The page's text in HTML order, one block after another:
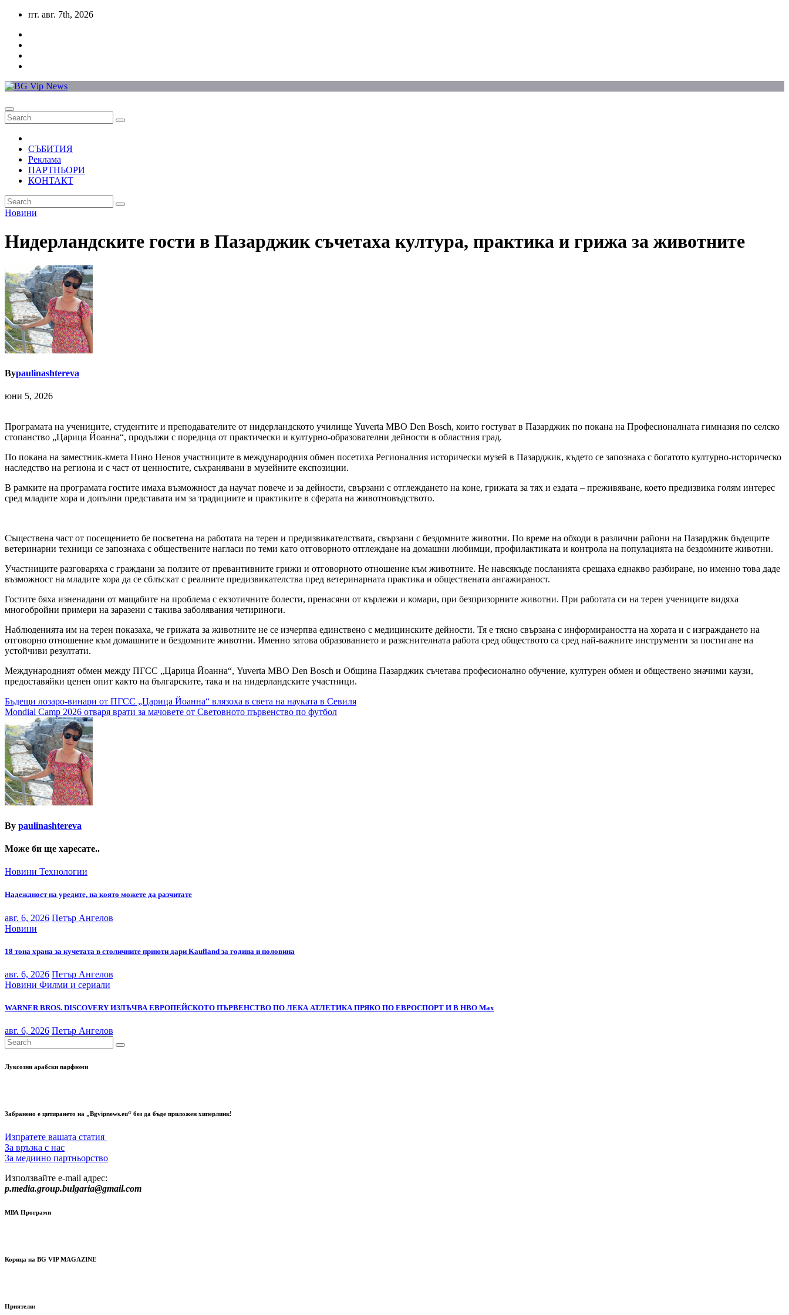
Skip
content
пт. авг. 7th, 2026
СЪБИТИЯ
Реклама
ПАРТНЬОРИ
КОНТАКТ
Новини
Нидерландските гости в Пазарджик съчетаха култура, практика и грижа за животните
Bypaulinashtereva
юни 5, 2026
Програмата на учениците, студентите и преподавателите от нидерландското училище Yuverta MBO Den Bosch, които гостуват в Пазарджик по покана на Професионалната гимназия по селско
стопанство „Царица Йоанна“, продължи с поредица от практически и културно-образователни дейности в областния град.
По покана на заместник-кмета Нино Ненов участниците в международния обмен посетиха Регионалния исторически музей в Пазарджик, където се запознаха с богатото културно-историческо
наследство на региона и с част от ценностите, съхранявани в музейните експозиции.
В рамките на програмата гостите имаха възможност да научат повече и за дейности, свързани с отглеждането на коне, грижата за тях и ездата – преживяване, което предизвика голям интерес
сред младите хора и допълни представата им за традициите и практиките в сферата на животновъдството.
Съществена част от посещението бе посветена на работата на терен и предизвикателствата, свързани с бездомните животни. По време на обходи в различни райони на Пазарджик бъдещите
ветеринарни техници се запознаха с обществените нагласи по теми като отговорното отглеждане на домашни любимци, профилактиката и контрола на популацията на бездомните животни.
Участниците разговаряха с граждани за ползите от превантивните грижи и отговорното отношение към животните. Не навсякъде посланията срещаха еднакво разбиране, но именно това даде
възможност на младите хора да се сблъскат с реалните предизвикателства пред ветеринарната практика и обществената ангажираност.
Гостите бяха изненадани от мащабите на проблема с екзотичните болести, пренасяни от кърлежи и комари, при безпризорните животни. При работата си на терен учениците видяха
многобройни примери на заразени с такива заболявания четириноги.
Наблюденията им на терен показаха, че грижата за животните не се изчерпва единствено с медицинските дейности. Тя е тясно свързана с информираността на хората и с изграждането на
отговорно отношение към домашните и бездомните животни. Именно затова образованието и разяснителната работа сред обществото са сред най-важните инструменти за постигане на
устойчиви резултати.
Международният обмен между ПГСС „Царица Йоанна“, Yuverta MBO Den Bosch и Община Пазарджик съчетава професионално обучение, културен обмен и обществено значими каузи,
предоставяйки ценен опит както на българските, така и на нидерландските участници.
Навигация
Бъдещи лозаро-винари от ПГСС „Царица Йоанна“ влязоха в света на науката в Севиля
Mondial Camp 2026 отваря врати за мачовете от Световното първенство по футбол
By paulinashtereva
Може би ще харесате..
Новини Технологии
Надеждност на уредите, на която можете да разчитате
авг. 6, 2026 Петър Ангелов
Новини
18 тона храна за кучетата в столичните приюти дари Kaufland за година и половина
авг. 6, 2026 Петър Ангелов
Новини Филми и сериали
WARNER BROS. DISCOVERY ИЗЛЪЧВА ЕВРОПЕЙСКОТО ПЪРВЕНСТВО ПО ЛЕКА АТЛЕТИКА ПРЯКО ПО ЕВРОСПОРТ И В НВО Мах
авг. 6, 2026 Петър Ангелов
Луксозни арабски парфюми
Забранено е цитирането на „Bgvipnews.eu“ без да бъде приложен хиперлинк!
Изпратете вашата статия
За връзка с нас
За медиино партньорство
Използвайте e-mail адрес:
p.media.group.bulgaria@gmail.com
МВА Програми
Корица на BG VIP MAGAZINE
Приятели: